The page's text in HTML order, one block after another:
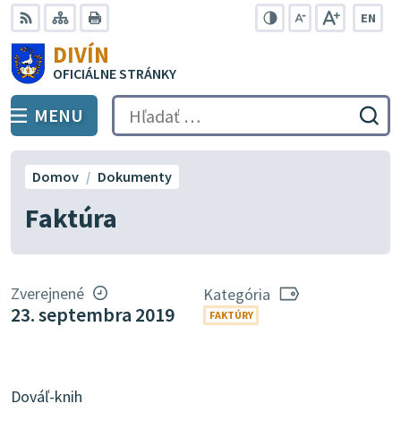
Preskočiť
na
obsah
RSS Mapa
EN
DIVÍN
OFICIÁLNE STRÁNKY
PREPNÚŤ
MENU Hľadať:
Faktúra
Domov Dokumenty
Zverejnené
23. septembra 2019
Kategória
FAKTÚRY
Dováľ-knih